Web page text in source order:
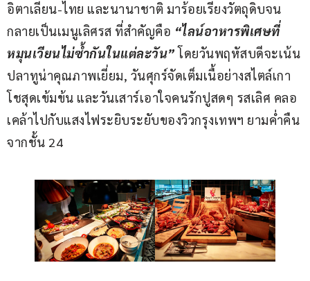
อิตาเลียน-ไทย และนานาชาติ มาร้อยเรียงวัตถุดิบจน
กลายเป็นเมนูเลิศรส ที่สำคัญคือ “ไลน์อาหารพิเศษที่
หมุนเวียนไม่ซ้ำกันในแต่ละวัน” โดยวันพฤหัสบดีจะเน้น
ปลาทูน่าคุณภาพเยี่ยม, วันศุกร์จัดเต็มเนื้อย่างสไตล์เกา
โชสุดเข้มข้น และวันเสาร์เอาใจคนรักปูสดๆ รสเลิศ คลอ
เคล้าไปกับแสงไฟระยิบระยับของวิวกรุงเทพฯ ยามค่ำคืน
จากชั้น 24